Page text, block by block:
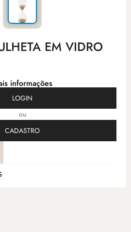
EM VIDRO
informações
LOGIN
ou
CADASTRO